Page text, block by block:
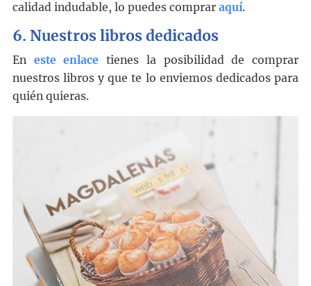
calidad indudable, lo puedes comprar aquí.
6. Nuestros libros dedicados
En este enlace tienes la posibilidad de comprar
nuestros libros y que te lo enviemos dedicados para
quién quieras.